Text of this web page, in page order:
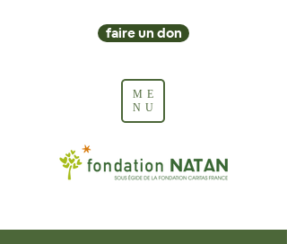
faire un don
ME
NU